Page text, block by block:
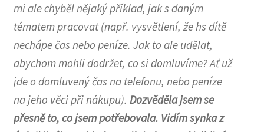
mi ale chyběl nějaký příklad, jak s daným
tématem pracovat (např. vysvětlení, že hs dítě
nechápe čas nebo peníze. Jak to ale udělat,
abychom mohli dodržet, co si domluvíme? Ať už
jde o domluvený čas na telefonu, nebo peníze
na jeho věci při nákupu). Dozvěděla jsem se
přesně to, co jsem potřebovala. Vidím synka z